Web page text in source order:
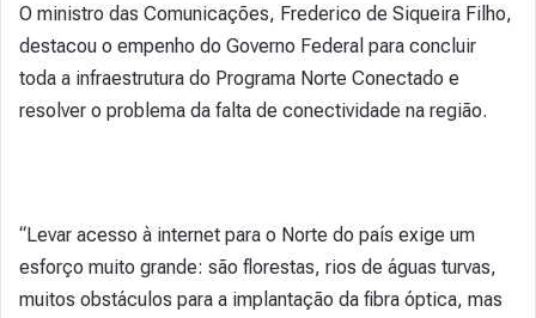
O ministro das Comunicações, Frederico de Siqueira Filho,
destacou o empenho do Governo Federal para concluir
toda a infraestrutura do Programa Norte Conectado e
resolver o problema da falta de conectividade na região.
“Levar acesso à internet para o Norte do país exige um
esforço muito grande: são florestas, rios de águas turvas,
muitos obstáculos para a implantação da fibra óptica, mas